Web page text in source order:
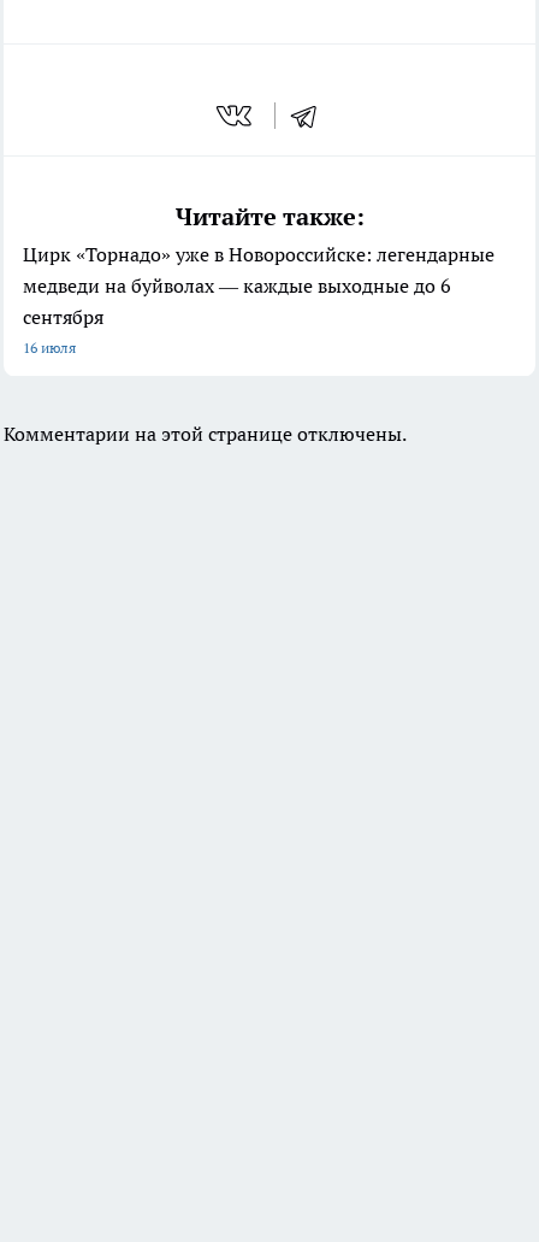
Читайте также:
Цирк «Торнадо» уже в Новороссийске: легендарные
медведи на буйволах — каждые выходные до 6
сентября
16 июля
Комментарии на этой странице отключены.